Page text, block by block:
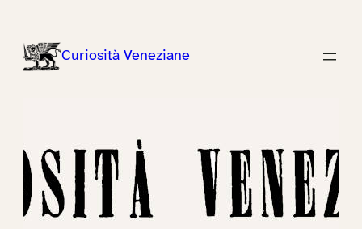
contenutoCuriosità Veneziane